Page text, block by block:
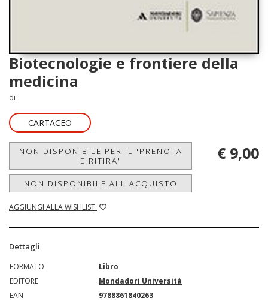
Biotecnologie e frontiere della
medicina
di
CARTACEO
NON DISPONIBILE PER IL 'PRENOTA
E RITIRA'
NON DISPONIBILE ALL'ACQUISTO
AGGIUNGI ALLA WISHLIST
€ 9,00
Dettagli
FORMATO
Libro
EDITORE
Mondadori Università
EAN
9788861840263